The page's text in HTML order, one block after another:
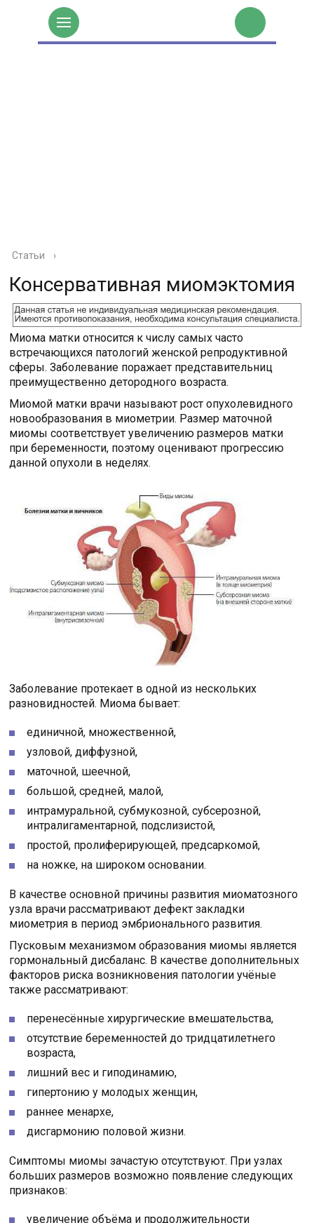
Статьи ›
Консервативная миомэктомия
Миома матки относится к числу самых часто
встречающихся патологий женской репродуктивной
сферы. Заболевание поражает представительниц
преимущественно детородного возраста.
Миомой матки врачи называют рост опухолевидного
новообразования в миометрии. Размер маточной
миомы соответствует увеличению размеров матки
при беременности, поэтому оценивают прогрессию
данной опухоли в неделях.
Заболевание протекает в одной из нескольких
разновидностей. Миома бывает:
единичной, множественной,
узловой, диффузной,
маточной, шеечной,
большой, средней, малой,
интрамуральной, субмукозной, субсерозной,
интралигаментарной, подслизистой,
простой, пролиферирующей, предсаркомой,
на ножке, на широком основании.
В качестве основной причины развития миоматозного
узла врачи рассматривают дефект закладки
миометрия в период эмбрионального развития.
Пусковым механизмом образования миомы является
гормональный дисбаланс. В качестве дополнительных
факторов риска возникновения патологии учёные
также рассматривают:
перенесённые хирургические вмешательства,
отсутствие беременностей до тридцатилетнего
возраста,
лишний вес и гиподинамию,
гипертонию у молодых женщин,
раннее менархе,
дисгармонию половой жизни.
Симптомы миомы зачастую отсутствуют. При узлах
больших размеров возможно появление следующих
признаков:
увеличение объёма и продолжительности